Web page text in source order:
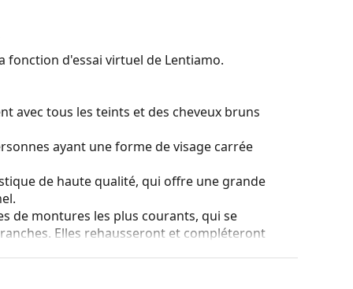
fonction d'essai virtuel de Lentiamo.
avec tous les teints et des cheveux bruns
ayant une forme de visage carrée
de haute qualité, qui offre une grande
de montures les plus courants, qui se
Elles rehausseront et compléteront
leur protection contre les dommages. Ce type
de plus grande puissance optique.